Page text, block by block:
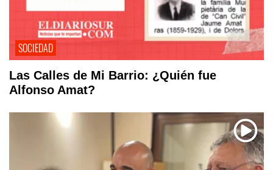
SOCIEDAD
Las Calles de Mi Barrio: ¿Quién fue
Alfonso Amat?